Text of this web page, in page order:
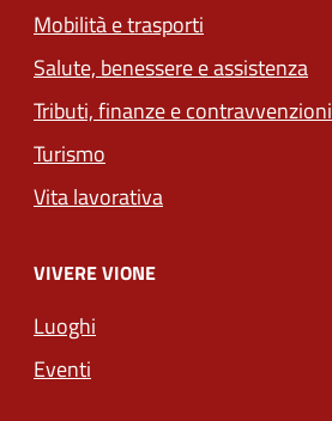
Mobilità e trasporti
Salute, benessere e assistenza
Tributi, finanze e contravvenzioni
Turismo
Vita lavorativa
VIVERE VIONE
Luoghi
Eventi